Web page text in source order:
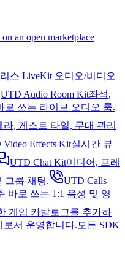
an open marketplace
스 LiveKit 오디오/비디오
UTD Audio Room Kit좌석,
로 쓰는 라이브 오디오 룸.
라, 게스트 타일, 무대 관리
Video Effects Kit실시간 뷰
UTD Chat Kit미디어, 프레
그룹 채팅.
UTD Calls
바로 쓰는 1:1 음성 및 영
게임 카탈로그를 추가하
서 운영합니다. 모든 SDK